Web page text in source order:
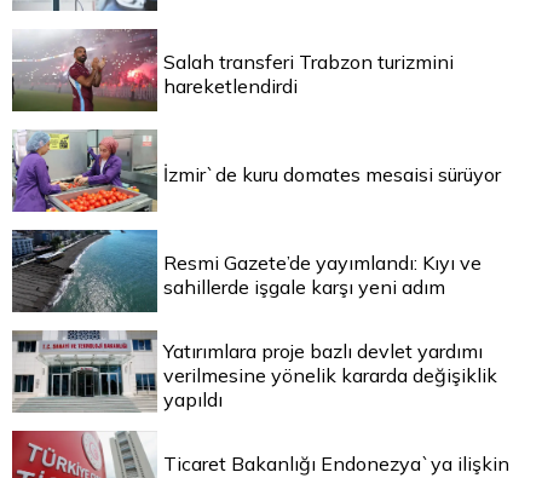
Salah transferi Trabzon turizmini
hareketlendirdi
İzmir`de kuru domates mesaisi sürüyor
Resmi Gazete’de yayımlandı: Kıyı ve
sahillerde işgale karşı yeni adım
Yatırımlara proje bazlı devlet yardımı
verilmesine yönelik kararda değişiklik
yapıldı
Ticaret Bakanlığı Endonezya`ya ilişkin